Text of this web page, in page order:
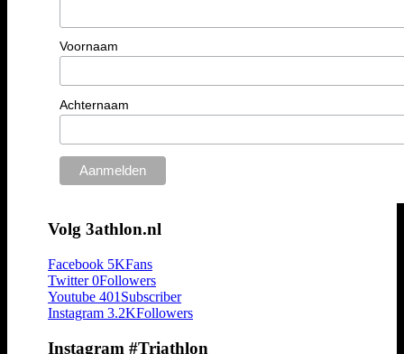
Voornaam
Achternaam
Volg 3athlon.nl
Facebook 5KFans
Twitter 0Followers
Youtube 401 Subscriber
Instagram 3.2KFollowers
Instagram #Triathlon